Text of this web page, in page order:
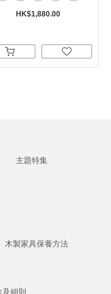
HK$1,880.00
主題特集
木製家具保養方法
細則